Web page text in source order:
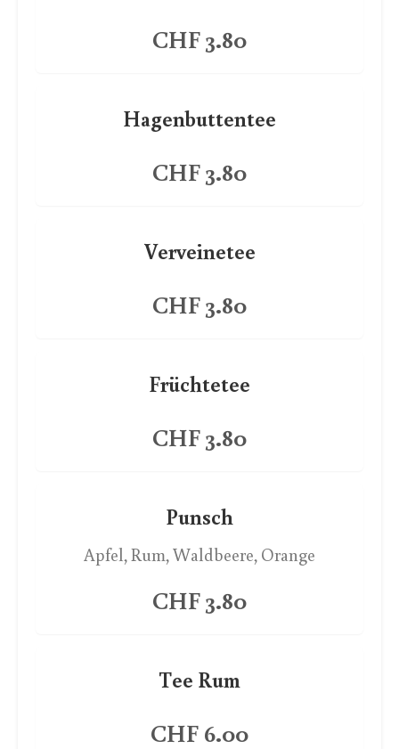
CHF 3.80
Hagenbuttentee
CHF 3.80
Verveinetee
CHF 3.80
Früchtetee
CHF 3.80
Punsch
Apfel, Rum, Waldbeere, Orange
CHF 3.80
Tee Rum
CHF 6.00